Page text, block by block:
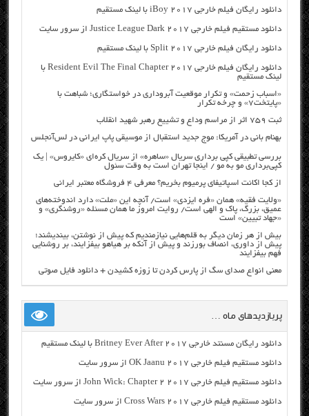
دانلود رایگان فیلم خارجی iBoy 2017 با لینک مستقیم
دانلود مستقیم فیلم خارجی Justice League Dark 2017 از سرور سایت
دانلود رایگان فیلم خارجی Split 2017 با لینک مستقیم
دانلود رایگان فیلم خارجی Resident Evil The Final Chapter 2017 با
لینک مستقیم
«اسباب زحمت» و تکرار موقعیت آبروداری در خواستگاری؛ شباهت با
«پایتخت۷» و چرخه تکرار
ثبت ۷۵۹ اثر از مراسم وداع و تشییع رهبر شهید انقلاب
بهنام بانی در آمریکا: موج جدید استقبال از موسیقی پاپ ایرانی در لس‌آنجلس
بررسی تطبیقی کپی برداری سریال «ساهره» از سریال کره‌ای «کایروس» | یک
کپی‌برداری مو به مو / اینجا تهران است به وقت سئول
از کجا اکانت اسپاتیفای پرمیوم بخریم؟ معرفی ۴ فروشگاه معتبر ایرانی
«ولایت فقیه» همان «فره ایزدی» است/ آنچه این «ملت» دارد اندوخته‌های
عمیق، بزرگ، پاک و الهی است/ روایت امروز ما همان مسئله «روشنگری» و
«جهاد تبیین» است
بیش از هر زمان دیگر به قلم‌هایی نیازمندیم که پیش از نوشتن، بیندیشند؛
پیش از داوری، انصاف بورزند و پیش از آنکه بر هیاهو بیفزایند، بر روشنایی
فهم بیفزایند
معنی انواع صدای سگ از پارس کردن تا زوزه کشیدن + دانلود فایل صوتی
پربازدیدهای ماه …
دانلود رایگان مسنتد خارجی Britney Ever After 2017 با لینک مستقیم
دانلود مستقیم فیلم خارجی OK Jaanu 2017 از سرور سایت
دانلود مستقیم فیلم خارجی John Wick: Chapter 2 2017 از سرور سایت
دانلود مستقیم فیلم خارجی Cross Wars 2017 از سرور سایت